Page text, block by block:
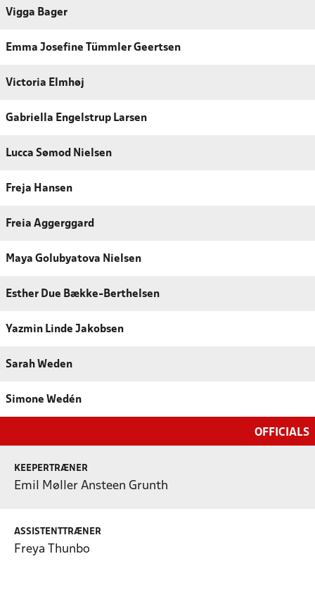
Vigga Bager
Emma Josefine Tümmler Geertsen
Victoria Elmhøj
Gabriella Engelstrup Larsen
Lucca Sømod Nielsen
Freja Hansen
Freia Aggerggard
Maya Golubyatova Nielsen
Esther Due Bække-Berthelsen
Yazmin Linde Jakobsen
Sarah Weden
Simone Wedén
OFFICIALS
KEEPERTRÆNER
Emil Møller Ansteen Grunth
ASSISTENTTRÆNER
Freya Thunbo